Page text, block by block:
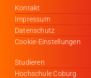
Kontakt
Impressum
Datenschutz
Cookie-Einstellungen
Studieren
Hochschule Coburg